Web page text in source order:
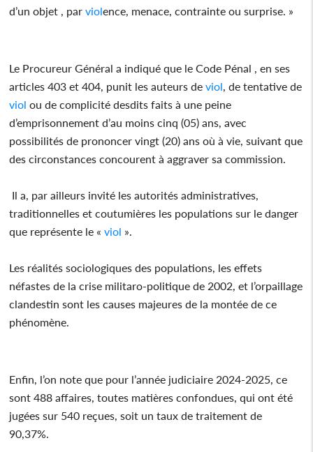
d’un objet , parviolence, menace, contrainte ou surprise. »
Le Procureur Général a indiqué que le Code Pénal , en ses
articles 403 et 404, punit les auteurs deviol , de tentative de
viol ou de complicité desdits faits à une peine
d’emprisonnement d’au moins cinq (05) ans, avec
possibilités de prononcer vingt (20) ans où à vie, suivant que
des circonstances concourent à aggraver sa commission.
Il a, par ailleurs invité les autorités administratives,
traditionnelles et coutumières les populations sur le danger
que représente le «viol ».
Les réalités sociologiques des populations, les effets
néfastes de la crise militaro-politique de 2002, et l’orpaillage
clandestin sont les causes majeures de la montée de ce
phénomène.
Enfin, l’on note que pour l’année judiciaire 2024-2025, ce
sont 488 affaires, toutes matières confondues, qui ont été
jugées sur 540 reçues, soit un taux de traitement de
90,37%.